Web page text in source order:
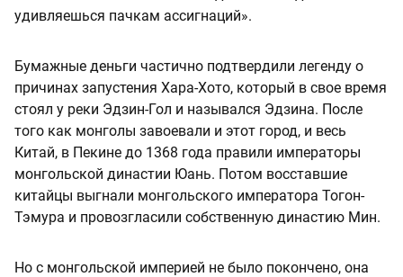
удивляешься пачкам ассигнаций».
Бумажные деньги частично подтвердили легенду о
причинах запустения Хара-Хото, который в свое время
стоял у реки Эдзин-Гол и назывался Эдзина. После
того как монголы завоевали и этот город, и весь
Китай, в Пекине до 1368 года правили императоры
монгольской династии Юань. Потом восставшие
китайцы выгнали монгольского императора Тогон-
Тэмура и провозгласили собственную династию Мин.
Но с монгольской империей не было покончено, она